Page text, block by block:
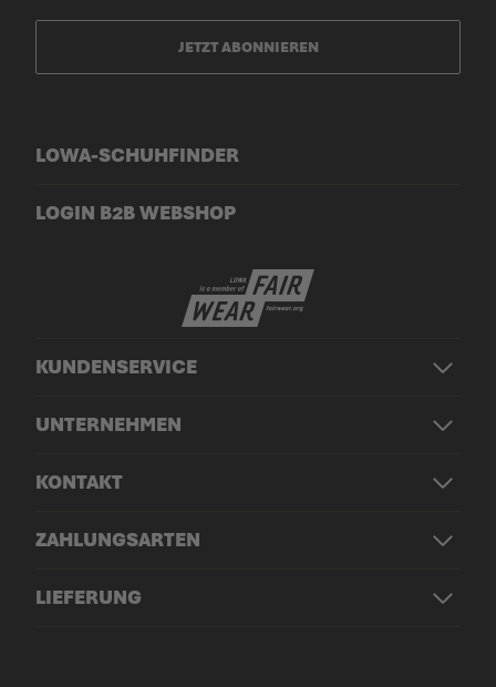
KUNDENSERVICE
UNTERNEHMEN
KONTAKT
ZAHLUNGSARTEN
LIEFERUNG
LOWA-SCHUHFINDER
LOGIN B2B WEBSHOP
JETZT ABONNIEREN